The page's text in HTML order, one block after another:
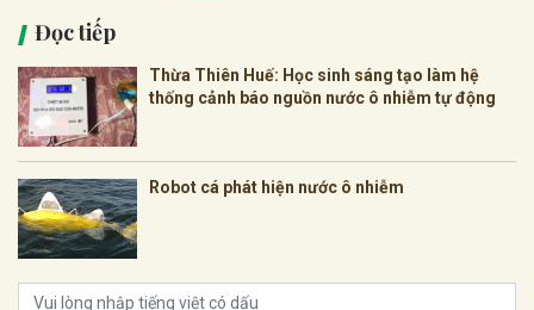
Đọc tiếp
Thừa Thiên Huế: Học sinh sáng tạo làm hệ
thống cảnh báo nguồn nước ô nhiễm tự động
Robot cá phát hiện nước ô nhiễm